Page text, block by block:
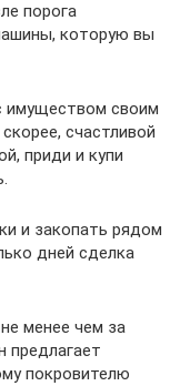
порога
которую вы
имуществом своим
счастливой
приди и купи
и закопать рядом
дней сделка
менее чем за
предлагает
покровителю